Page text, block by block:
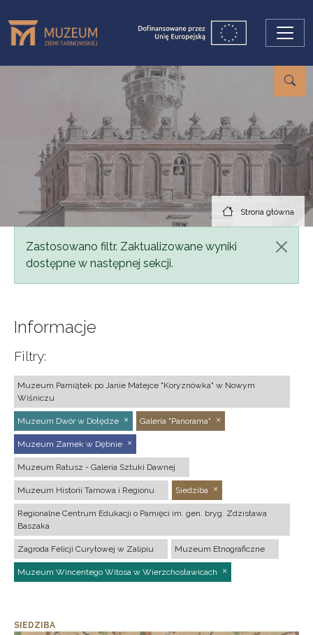
Strona główna
Komunikat
Zastosowano filtr. Zaktualizowane wyniki
dostępne w następnej sekcji.
Informacje
Filtry:
Muzeum Pamiątek po Janie Matejce "Koryznówka" w Nowym
Wiśniczu
Muzeum Dwór w Dołędze Galeria "Panorama"
Muzeum Zamek w Dębnie
Muzeum Ratusz - Galeria Sztuki Dawnej
Muzeum Historii Tarnowa i Regionu Siedziba
Regionalne Centrum Edukacji o Pamięci im. gen. bryg. Zdzisława
Baszaka
Zagroda Felicji Curyłowej w Zalipiu Muzeum Etnograficzne
Muzeum Wincentego Witosa w Wierzchosławicach
SIEDZIBA